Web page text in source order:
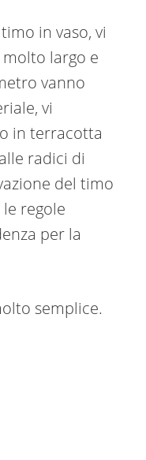
in vaso, vi
largo e
vanno
vi
in terracotta
radici di
del timo
regole
per la
semplice.